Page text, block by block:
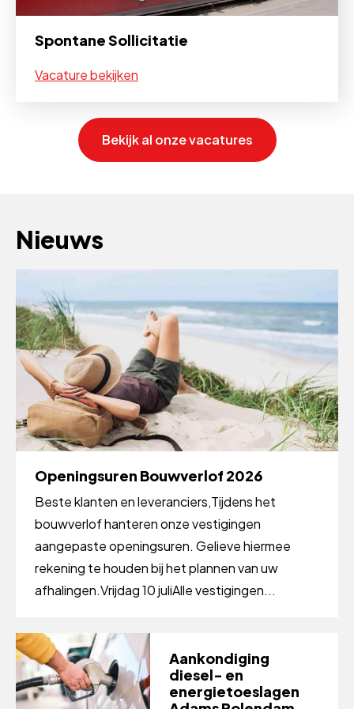
Bekijk al onze vacatures
Spontane Sollicitatie
Vacature bekijken
Nieuws
Openingsuren Bouwverlof 2026
Beste klanten en leveranciers,Tijdens het
bouwverlof hanteren onze vestigingen
aangepaste openingsuren. Gelieve hiermee
rekening te houden bij het plannen van uw
afhalingen.Vrijdag 10 juliAlle vestigingen...
Aankondiging
diesel- en
energietoeslagen